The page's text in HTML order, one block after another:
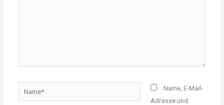
Name, E-Mail-
Adresse und